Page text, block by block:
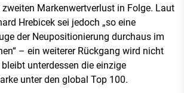
zweiten Markenwertverlust in Folge. Laut
Hrebicek sei jedoch „so eine
der Neupositionierung durchaus im
– ein weiterer Rückgang wird nicht
unterdessen die einzige
unter den global Top 100.